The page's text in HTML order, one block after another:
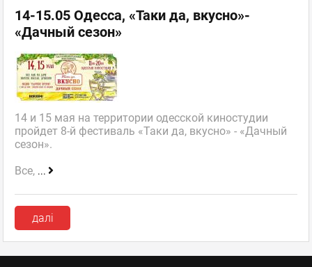
14-15.05 Одесса, «Таки да, вкусно»-
«Дачный сезон»
14 и 15 мая на территории одесской киностудии
пройдет 8-й фестиваль «Таки да, вкусно» - «Дачный
сезон».
Все, ...
далі